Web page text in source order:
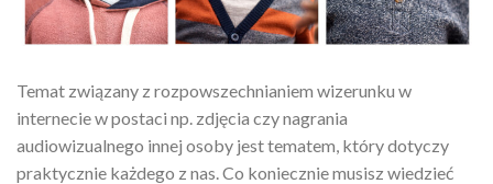
Temat związany z rozpowszechnianiem wizerunku w
internecie w postaci np. zdjęcia czy nagrania
audiowizualnego innej osoby jest tematem, który dotyczy
praktycznie każdego z nas. Co koniecznie musisz wiedzieć